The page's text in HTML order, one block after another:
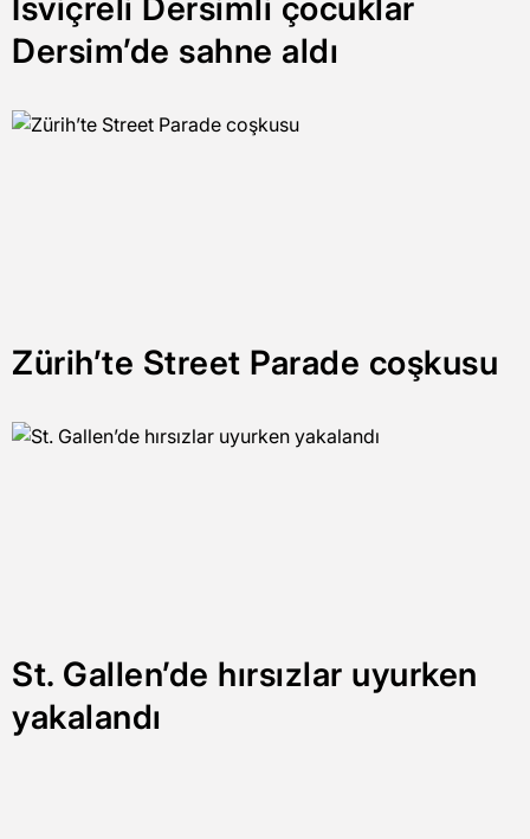
İsviçreli Dersimli çocuklar
Dersim’de sahne aldı
Zürih’te Street Parade coşkusu
St. Gallen’de hırsızlar uyurken
yakalandı